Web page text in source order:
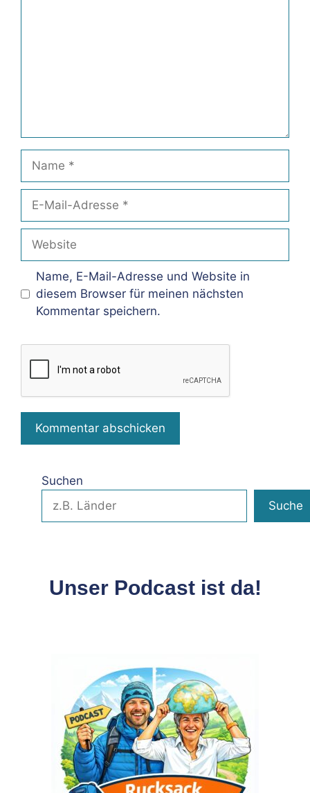
Mail-
Adresse
Name, E-Mail-Adresse und Website in
diesem Browser für meinen nächsten
Kommentar speichern.
Suchen
Suche
Unser Podcast ist da!